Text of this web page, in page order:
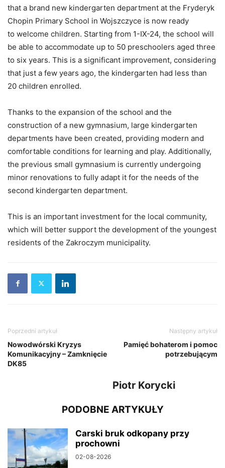
that a brand new kindergarten department at the Fryderyk
Chopin Primary School in Wojszczyce is now ready
to welcome children. Starting from 1-IX-24, the school will
be able to accommodate up to 50 preschoolers aged three
to six years. This is a significant improvement, considering
that just a few years ago, the kindergarten had less than
20 children enrolled.
Thanks to the expansion of the school and the
construction of a new gymnasium, large kindergarten
departments have been created, providing modern and
comfortable conditions for learning and play. Additionally,
the previous small gymnasium is currently undergoing
minor renovations to fully adapt it for the needs of the
second kindergarten department.
This is an important investment for the local community,
which will better support the development of the youngest
residents of the Zakroczym municipality.
Poprzedni artykuł
Nowodwórski Kryzys
Komunikacyjny – Zamknięcie
DK85
Następny artykuł
Pamięć bohaterom i pomoc
potrzebującym
Piotr Korycki
PODOBNE ARTYKUŁY
Carski bruk odkopany przy
prochowni
02-08-2026